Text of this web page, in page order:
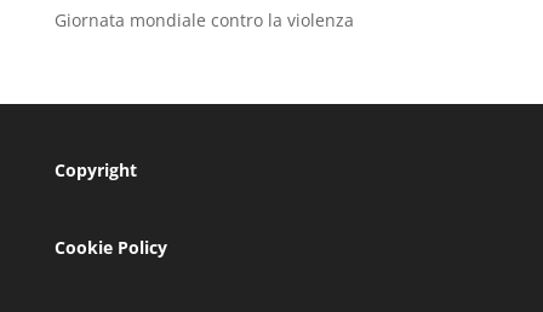
Giornata mondiale contro la violenza
Copyright
Cookie Policy